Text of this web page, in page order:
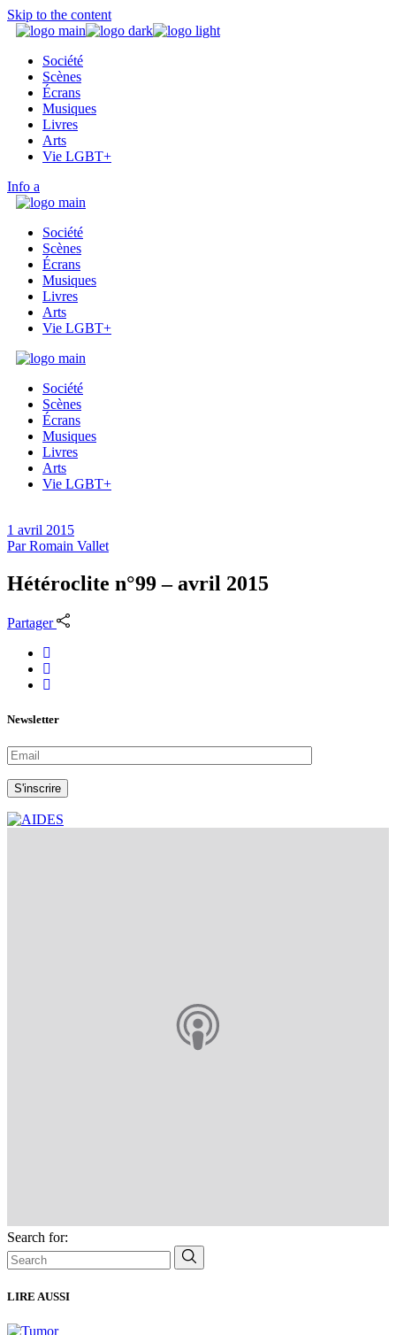
Skip to the content
Société
Scènes
Écrans
Musiques
Livres
Arts
Vie LGBT+
Info
Société
Scènes
Écrans
Musiques
Livres
Arts
Vie LGBT+
Société
Scènes
Écrans
Musiques
Livres
Arts
Vie LGBT+
1 avril 2015
ParRomain Vallet
Hétéroclite n°99 – avril 2015
Partager
Newsletter
S'inscrire
Search for:
LIRE AUSSI